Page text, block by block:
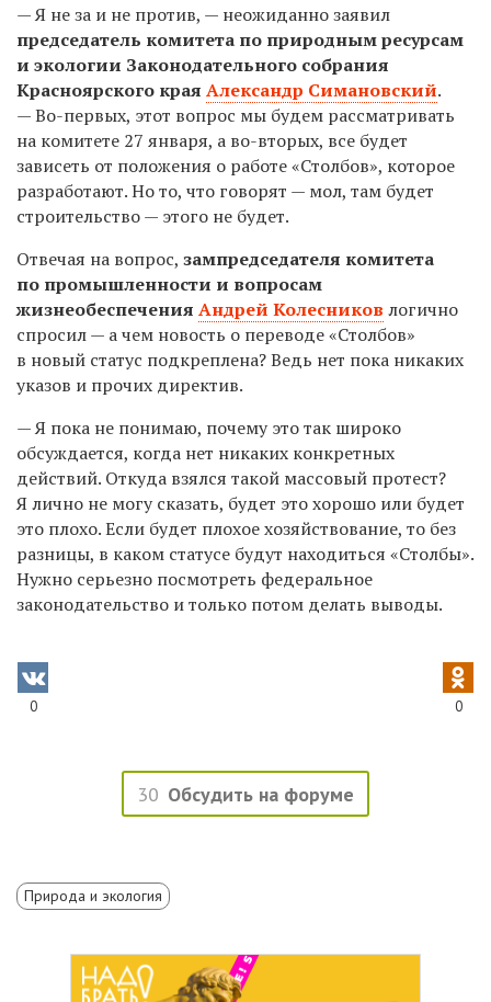
— Я не за и не против, — неожиданно заявил
председатель комитета по природным ресурсам
и экологии Законодательного собрания
Красноярского края Александр Симановский.
— Во-первых, этот вопрос мы будем рассматривать
на комитете 27 января, а во-вторых, все будет
зависеть от положения о работе «Столбов», которое
разработают. Но то, что говорят — мол, там будет
строительство — этого не будет.
Отвечая на вопрос, зампредседателя комитета
по промышленности и вопросам
жизнеобеспечения Андрей Колесников логично
спросил — а чем новость о переводе «Столбов»
в новый статус подкреплена? Ведь нет пока никаких
указов и прочих директив.
— Я пока не понимаю, почему это так широко
обсуждается, когда нет никаких конкретных
действий. Откуда взялся такой массовый протест?
Я лично не могу сказать, будет это хорошо или будет
это плохо. Если будет плохое хозяйствование, то без
разницы, в каком статусе будут находиться «Столбы».
Нужно серьезно посмотреть федеральное
законодательство и только потом делать выводы.
0 0
30 Обсудить на форуме
Природа и экология